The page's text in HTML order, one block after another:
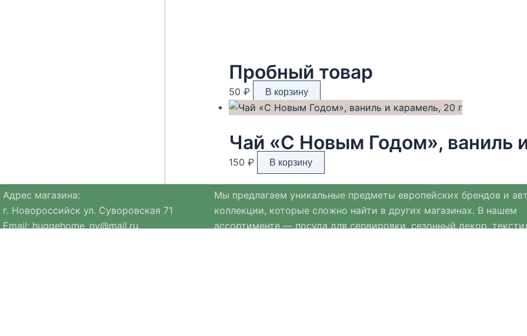
Пробный товар
50 ₽ В корзину
Чай «С Новым Годом», ваниль
150 ₽ В корзину
Адрес магазина:
г. Новороссийск ул. Суворовская 71
Email:huggehome_nv@mail.ru
Мы предлагаем уникальные предметы европейских брендов и
коллекции, которые сложно найти в других магазинах. В нашем
ассортименте — посуда для сервировки, сезонный декор,